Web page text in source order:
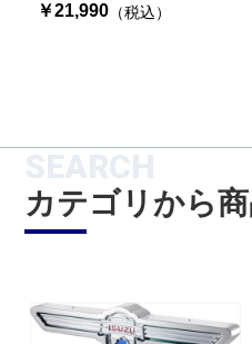
￥21,990（税込）
SEARCH
カテゴリから